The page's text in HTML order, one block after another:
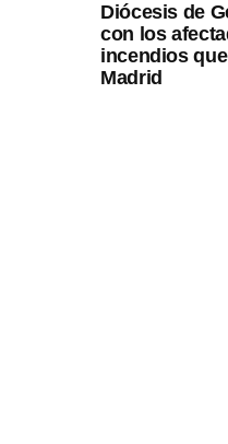
Diócesis de
con los
incendios
Madrid